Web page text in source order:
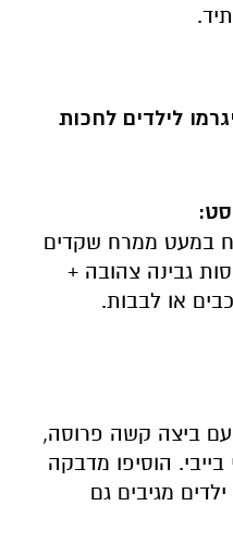
לילדים לחכות
:
במעט ממרח שקדים
גבינה צהובה +
או לבבות.
ביצה קשה פרוסה,
הוסיפו מדבקה
מגיבים גם